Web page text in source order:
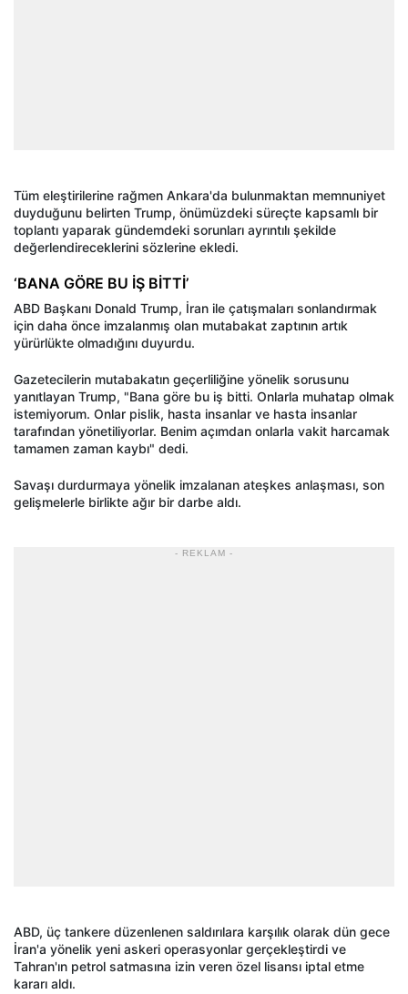
Tüm eleştirilerine rağmen Ankara'da bulunmaktan memnuniyet
duyduğunu belirten Trump, önümüzdeki süreçte kapsamlı bir
toplantı yaparak gündemdeki sorunları ayrıntılı şekilde
değerlendireceklerini sözlerine ekledi.
‘BANA GÖRE BU İŞ BİTTİ’
ABD Başkanı Donald Trump, İran ile çatışmaları sonlandırmak
için daha önce imzalanmış olan mutabakat zaptının artık
yürürlükte olmadığını duyurdu.
Gazetecilerin mutabakatın geçerliliğine yönelik sorusunu
yanıtlayan Trump, "Bana göre bu iş bitti. Onlarla muhatap olmak
istemiyorum. Onlar pislik, hasta insanlar ve hasta insanlar
tarafından yönetiliyorlar. Benim açımdan onlarla vakit harcamak
tamamen zaman kaybı" dedi.
Savaşı durdurmaya yönelik imzalanan ateşkes anlaşması, son
gelişmelerle birlikte ağır bir darbe aldı.
- REKLAM -
ABD, üç tankere düzenlenen saldırılara karşılık olarak dün gece
İran'a yönelik yeni askeri operasyonlar gerçekleştirdi ve
Tahran'ın petrol satmasına izin veren özel lisansı iptal etme
kararı aldı.